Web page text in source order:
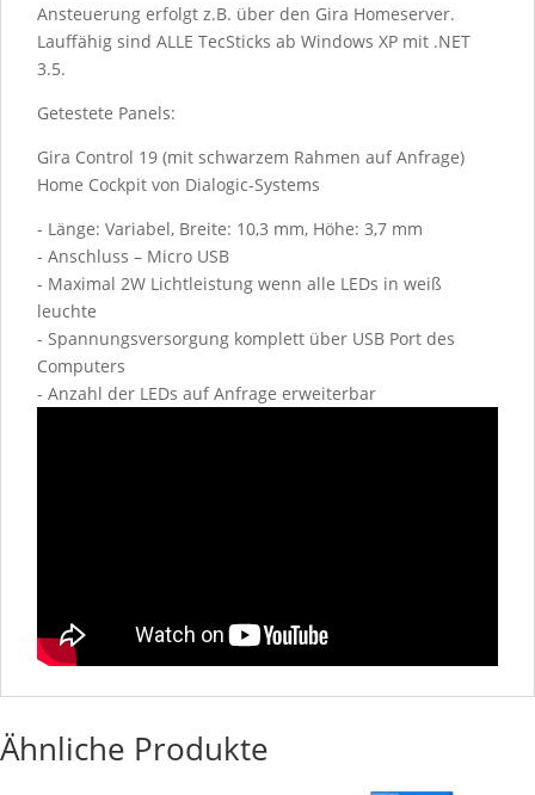
Ansteuerung erfolgt z.B. über den Gira Homeserver.
Lauffähig sind ALLE TecSticks ab Windows XP mit .NET
3.5.
Getestete Panels:
Gira Control 19 (mit schwarzem Rahmen auf Anfrage)
Home Cockpit von Dialogic-Systems
- Länge: Variabel, Breite: 10,3 mm, Höhe: 3,7 mm
- Anschluss – Micro USB
- Maximal 2W Lichtleistung wenn alle LEDs in weiß
leuchte
- Spannungsversorgung komplett über USB Port des
Computers
- Anzahl der LEDs auf Anfrage erweiterbar
Ähnliche Produkte